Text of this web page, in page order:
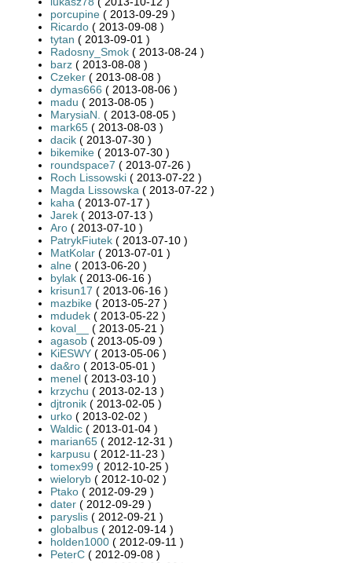
porcupine ( 2013-09-29 )
Ricardo ( 2013-09-08 )
tytan ( 2013-09-01 )
Radosny_Smok ( 2013-08-24 )
barz ( 2013-08-08 )
Czeker ( 2013-08-08 )
dymas666 ( 2013-08-06 )
madu ( 2013-08-05 )
MarysiaN. ( 2013-08-05 )
mark65 ( 2013-08-03 )
dacik ( 2013-07-30 )
bikemike ( 2013-07-30 )
roundspace7 ( 2013-07-26 )
Roch Lissowski ( 2013-07-22 )
Magda Lissowska ( 2013-07-22 )
kaha ( 2013-07-17 )
Jarek ( 2013-07-13 )
Aro ( 2013-07-10 )
PatrykFiutek ( 2013-07-10 )
MatKolar ( 2013-07-01 )
alne ( 2013-06-20 )
bylak ( 2013-06-16 )
krisun17 ( 2013-06-16 )
mazbike ( 2013-05-27 )
mdudek ( 2013-05-22 )
koval__
( 2013-05-21 )
agasob ( 2013-05-09 )
KiESWY ( 2013-05-06 )
da&ro ( 2013-05-01 )
menel ( 2013-03-10 )
krzychu ( 2013-02-13 )
djtronik ( 2013-02-05 )
urko ( 2013-02-02 )
Waldic ( 2013-01-04 )
marian65 ( 2012-12-31 )
karpusu ( 2012-11-23 )
tomex99 ( 2012-10-25 )
wieloryb ( 2012-10-02 )
Ptako ( 2012-09-29 )
dater ( 2012-09-29 )
paryslis ( 2012-09-21 )
globalbus ( 2012-09-14 )
holden1000 ( 2012-09-11 )
PeterC ( 2012-09-08 )